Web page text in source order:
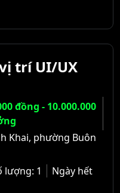
trí UI/UX
đồng - 10.000.000
Khai, phường Buôn
lượng: 1
Ngày hết